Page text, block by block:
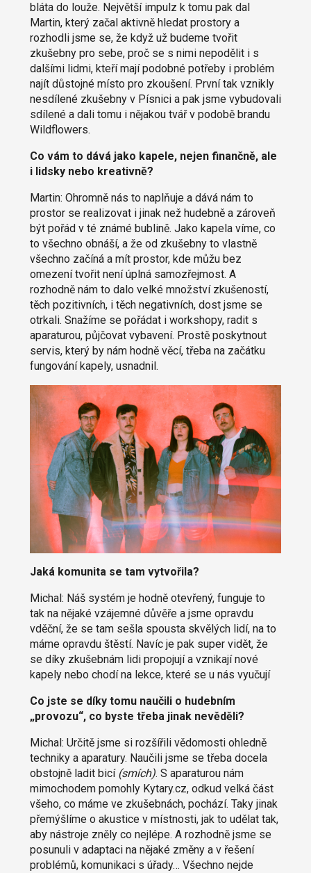
bláta do louže. Největší impulz k tomu pak dal
Martin, který začal aktivně hledat prostory a
rozhodli jsme se, že když už budeme tvořit
zkušebny pro sebe, proč se s nimi nepodělit i s
dalšími lidmi, kteří mají podobné potřeby i problém
najít důstojné místo pro zkoušení. První tak vznikly
nesdílené zkušebny v Písnici a pak jsme vybudovali
sdílené a dali tomu i nějakou tvář v podobě brandu
Wildflowers.
Co vám to dává jako kapele, nejen finančně, ale
i lidsky nebo kreativně?
Martin: Ohromně nás to naplňuje a dává nám to
prostor se realizovat i jinak než hudebně a zároveň
být pořád v té známé bublině. Jako kapela víme, co
to všechno obnáší, a že od zkušebny to vlastně
všechno začíná a mít prostor, kde můžu bez
omezení tvořit není úplná samozřejmost. A
rozhodně nám to dalo velké množství zkušeností,
těch pozitivních, i těch negativních, dost jsme se
otrkali. Snažíme se pořádat i workshopy, radit s
aparaturou, půjčovat vybavení. Prostě poskytnout
servis, který by nám hodně věcí, třeba na začátku
fungování kapely, usnadnil.
Jaká komunita se tam vytvořila?
Michal: Náš systém je hodně otevřený, funguje to
tak na nějaké vzájemné důvěře a jsme opravdu
vděční, že se tam sešla spousta skvělých lidí, na to
máme opravdu štěstí. Navíc je pak super vidět, že
se díky zkušebnám lidi propojují a vznikají nové
kapely nebo chodí na lekce, které se u nás vyučují
Co jste se díky tomu naučili o hudebním
„provozu“, co byste třeba jinak nevěděli?
Michal: Určitě jsme si rozšířili vědomosti ohledně
techniky a aparatury. Naučili jsme se třeba docela
obstojně ladit bicí (smích). S aparaturou nám
mimochodem pomohly Kytary.cz, odkud velká část
všeho, co máme ve zkušebnách, pochází. Taky jinak
přemýšlíme o akustice v místnosti, jak to udělat tak,
aby nástroje zněly co nejlépe. A rozhodně jsme se
posunuli v adaptaci na nějaké změny a v řešení
problémů, komunikaci s úřady… Všechno nejde